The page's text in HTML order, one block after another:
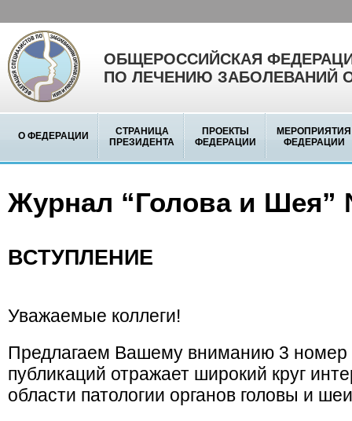
ОБЩЕРОССИЙСКАЯ
ПО ЛЕЧЕНИЮ ЗАБОЛЕВАНИЙ
О ФЕДЕРАЦИИ
СТРАНИЦА
ПРЕЗИДЕНТА
ПРОЕКТЫ
ФЕДЕРАЦИИ
МЕРОПРИЯТИЯ
ФЕДЕРАЦИИ
Журнал “Голова и Шея”
ВСТУПЛЕНИЕ
Уважаемые коллеги!
Предлагаем Вашему вниманию 3 номер
публикаций отражает широкий круг
области патологии органов головы и